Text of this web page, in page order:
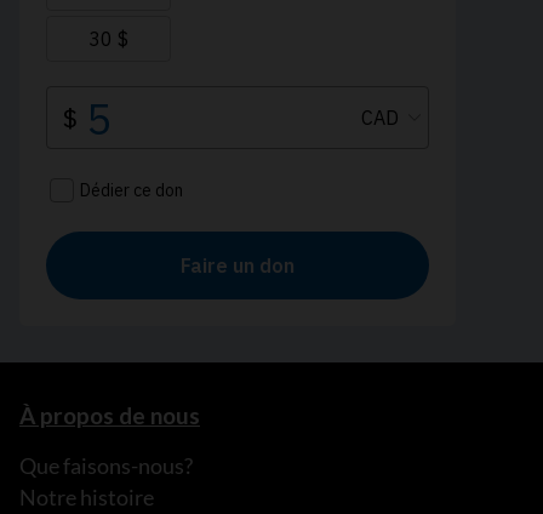
À propos de nous
Que faisons-nous?
Notre histoire